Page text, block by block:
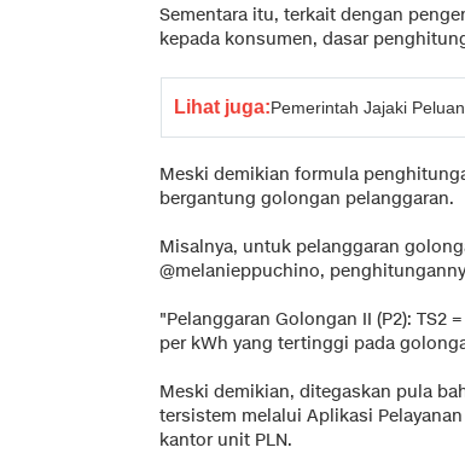
Sementara itu, terkait dengan
kepada konsumen, dasar
Lihat juga:Pemerintah Jajaki
Meski demikian formula
bergantung golongan pelanggaran.
Misalnya, untuk pelanggaran
@melanieppuchino,
"Pelanggaran Golongan II (P2): TS2
per kWh yang tertinggi pada
Meski demikian, ditegaskan pula
tersistem melalui Aplikasi
kantor unit PLN.